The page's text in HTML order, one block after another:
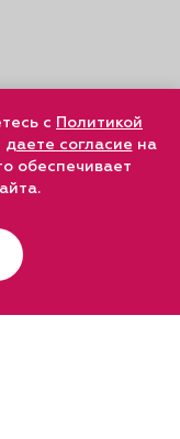
с Политикой
даете согласие на
обеспечивает